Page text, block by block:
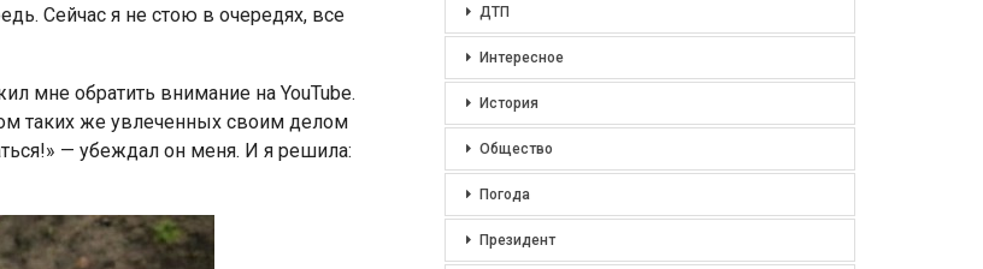
Сейчас я не стою в очередях, все
мне обратить внимание на YouTube.
таких же увлеченных своим делом
— убеждал он меня. И я решила:
ДТП
Интересное
История
Общество
Погода
Президент